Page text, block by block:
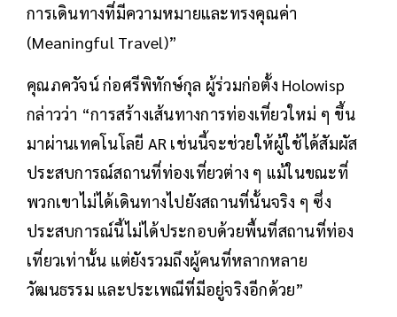
การเดินทางที่มีความหมายและทรงคุณค่า
(Meaningful Travel)”
คุณภควัจน์ ก่อศรีพิทักษ์กุล ผู้ร่วมก่อตั้ง Holowisp
กล่าวว่า “การสร้างเส้นทางการท่องเที่ยวใหม่ ๆ ขึ้น
มาผ่านเทคโนโลยี AR เช่นนี้จะช่วยให้ผู้ใช้ได้สัมผัส
ประสบการณ์สถานที่ท่องเที่ยวต่าง ๆ แม้ในขณะที่
พวกเขาไม่ได้เดินทางไปยังสถานที่นั้นจริง ๆ ซึ่ง
ประสบการณ์นี้ไม่ได้ประกอบด้วยพื้นที่สถานที่ท่อง
เที่ยวเท่านั้น แต่ยังรวมถึงผู้คนที่หลากหลาย
วัฒนธรรม และประเพณีที่มีอยู่จริงอีกด้วย”